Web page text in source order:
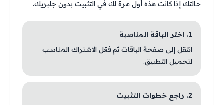
حالتك إذا كانت هذه أول مرة لك في التثبيت بدون جلبريك.
1. اختر الباقة المناسبة
انتقل إلى صفحة الباقات ثم فعّل الاشتراك المناسب
لتحميل التطبيق.
2. راجع خطوات التثبيت